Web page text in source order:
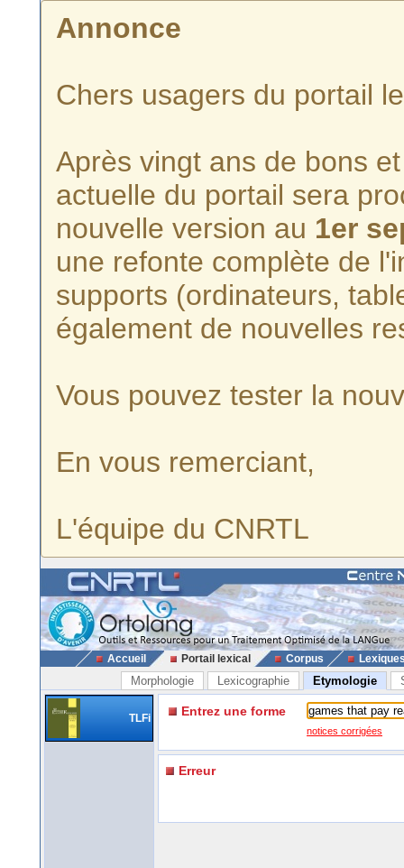
Annonce
Chers usagers du portail
Après vingt ans de bons
actuelle du portail sera
nouvelle version au 1er
une refonte complète de
supports (ordinateurs,
également de nouvelles
Vous pouvez tester la
En vous remerciant,
L'équipe du CNRTL
Accueil Portail lexical Corpus
Morphologie Lexicographie Etymologie
TLFi Entrez une forme
notices corrigées
Erreur